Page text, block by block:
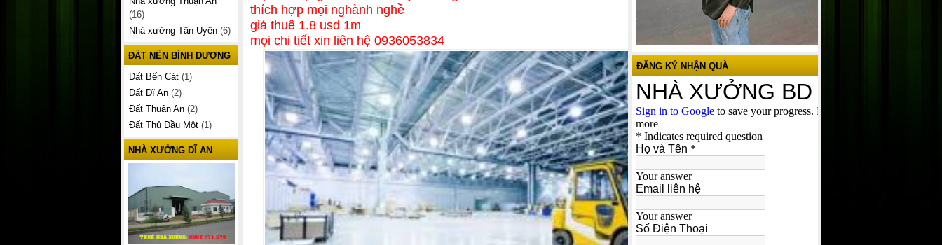
ĐĂNG KÝ NHẬN QUÀ
thích hợp mọi nghành nghề
giá thuê 1.8 usd 1m
mọi chi tiết xin liên hệ 0936053834
(16)
Nhà xưởng Tân Uyên (6)
ĐẤT NỀN BÌNH DƯƠNG
Đất Bến Cát (1)
Đất Dĩ An (2)
Đất Thuận An (2)
Đất Thủ Dầu Một (1)
NHÀ XƯỞNG DĨ AN